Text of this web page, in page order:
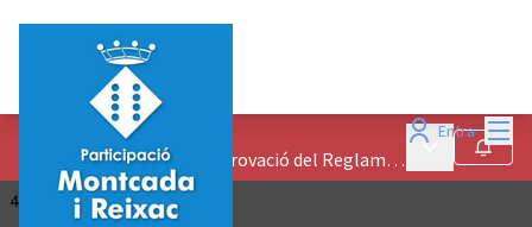
Entra
CONSULTES PRÈVIES
Consulta prèvia sobre l'aprovació del Reglament de funcionament intern del Consell de Comerç de Montcada i Reixac
Menú Seguir